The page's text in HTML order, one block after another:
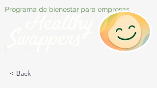
Programa de bienestar para empresas
< Back